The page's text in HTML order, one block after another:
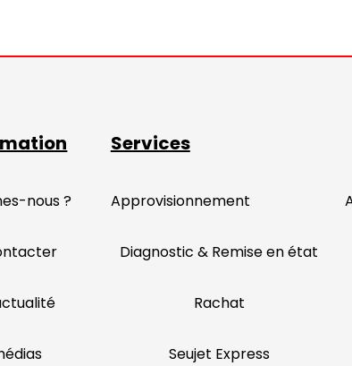
nous ?
Services
Approvisionnement
Diagnostic & Remise en état
Rachat
Seujet Express